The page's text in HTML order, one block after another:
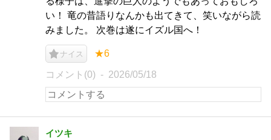
い！ 竜の昔語りなんかも出てきて、笑いながら読
みました。 次巻は遂にイズル国へ！
ナイス ★6
コメント(0) 2026/05/18
イツキ